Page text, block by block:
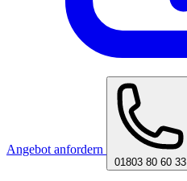
Angebot anfordern
01803 80 60 33